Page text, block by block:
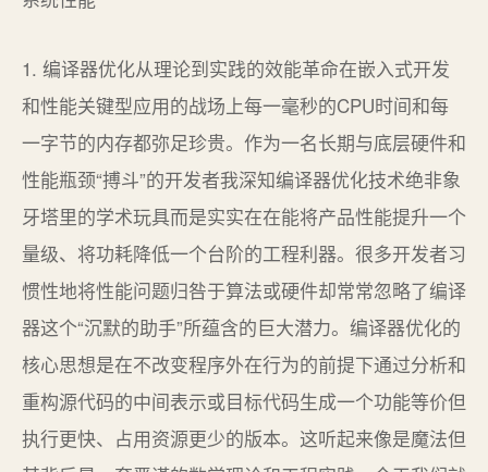
1. 编译器优化从理论到实践的效能革命在嵌入式开发
和性能关键型应用的战场上每一毫秒的CPU时间和每
一字节的内存都弥足珍贵。作为一名长期与底层硬件和
性能瓶颈“搏斗”的开发者我深知编译器优化技术绝非象
牙塔里的学术玩具而是实实在在能将产品性能提升一个
量级、将功耗降低一个台阶的工程利器。很多开发者习
惯性地将性能问题归咎于算法或硬件却常常忽略了编译
器这个“沉默的助手”所蕴含的巨大潜力。编译器优化的
核心思想是在不改变程序外在行为的前提下通过分析和
重构源代码的中间表示或目标代码生成一个功能等价但
执行更快、占用资源更少的版本。这听起来像是魔法但